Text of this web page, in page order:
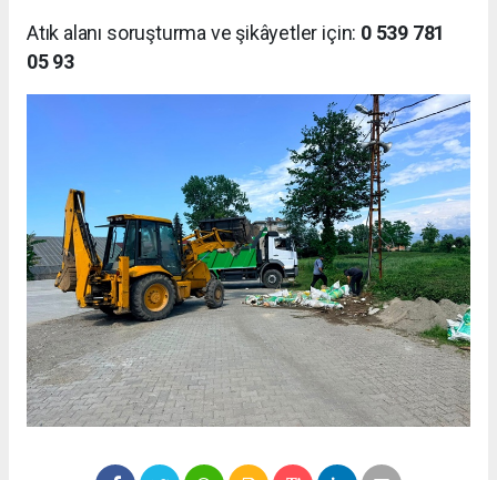
Atık alanı soruşturma ve şikâyetler için: 0 539 781
05 93